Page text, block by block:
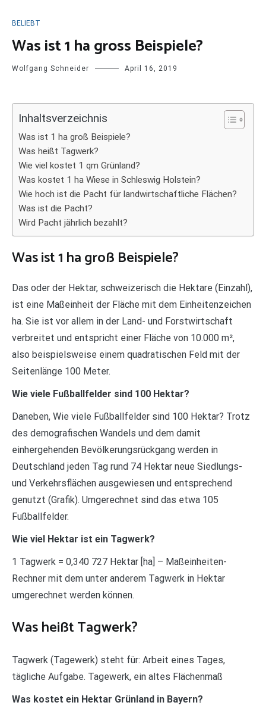
BELIEBT
Was ist 1 ha gross Beispiele?
Wolfgang Schneider April 16, 2019
Inhaltsverzeichnis
Was ist 1 ha groß Beispiele?
Was heißt Tagwerk?
Wie viel kostet 1 qm Grünland?
Was kostet 1 ha Wiese in Schleswig Holstein?
Wie hoch ist die Pacht für landwirtschaftliche Flächen?
Was ist die Pacht?
Wird Pacht jährlich bezahlt?
Was ist 1 ha groß Beispiele?
Das oder der Hektar, schweizerisch die Hektare (Einzahl),
ist eine Maßeinheit der Fläche mit dem Einheitenzeichen
ha. Sie ist vor allem in der Land- und Forstwirtschaft
verbreitet und entspricht einer Fläche von 10.000 m²,
also beispielsweise einem quadratischen Feld mit der
Seitenlänge 100 Meter.
Wie viele Fußballfelder sind 100 Hektar?
Daneben, Wie viele Fußballfelder sind 100 Hektar? Trotz
des demografischen Wandels und dem damit
einhergehenden Bevölkerungsrückgang werden in
Deutschland jeden Tag rund 74 Hektar neue Siedlungs-
und Verkehrsflächen ausgewiesen und entsprechend
genutzt (Grafik). Umgerechnet sind das etwa 105
Fußballfelder.
Wie viel Hektar ist ein Tagwerk?
1 Tagwerk = 0,340 727 Hektar [ha] – Maßeinheiten-
Rechner mit dem unter anderem Tagwerk in Hektar
umgerechnet werden können.
Was heißt Tagwerk?
Tagwerk (Tagewerk) steht für: Arbeit eines Tages,
tägliche Aufgabe. Tagewerk, ein altes Flächenmaß
Was kostet ein Hektar Grünland in Bayern?